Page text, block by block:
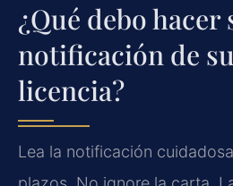
¿Qué debo
notificación de
licencia?
Lea la notificación